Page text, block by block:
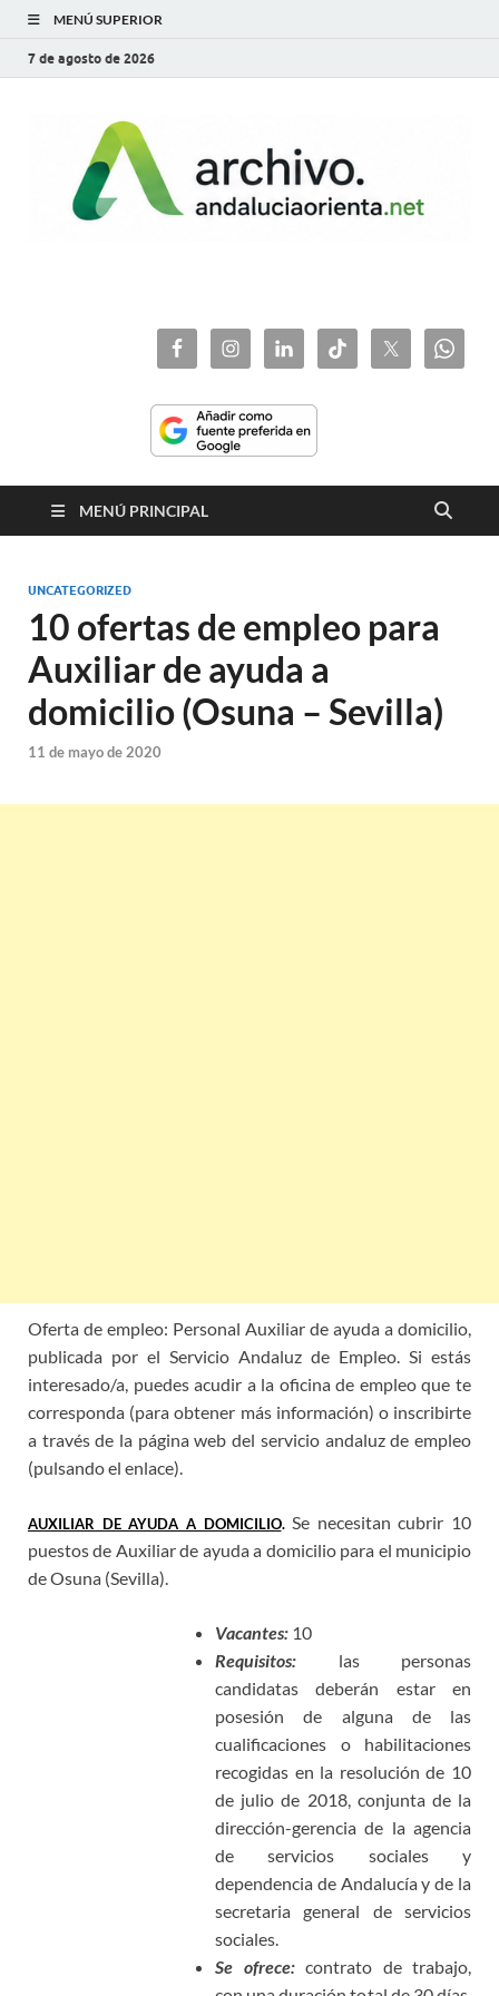
MENÚ SUPERIOR
7 de agosto de 2026
MENÚ PRINCIPAL
UNCATEGORIZED
10 ofertas de empleo para
Auxiliar de ayuda a
domicilio (Osuna – Sevilla)
11 de mayo de 2020
Oferta de empleo: Personal Auxiliar de ayuda a domicilio,
publicada por el Servicio Andaluz de Empleo. Si estás
interesado/a, puedes acudir a la oficina de empleo que te
corresponda (para obtener más información) o inscribirte
a través de la página web del servicio andaluz de empleo
(pulsando el enlace).
AUXILIAR DE AYUDA A DOMICILIO. Se necesitan cubrir 10
puestos de Auxiliar de ayuda a domicilio para el municipio
de Osuna (Sevilla).
Vacantes: 10
Requisitos: las personas
candidatas deberán estar en
posesión de alguna de las
cualificaciones o habilitaciones
recogidas en la resolución de 10
de julio de 2018, conjunta de la
dirección-gerencia de la agencia
de servicios sociales y
dependencia de Andalucía y de la
secretaria general de servicios
sociales.
Se ofrece: contrato de trabajo,